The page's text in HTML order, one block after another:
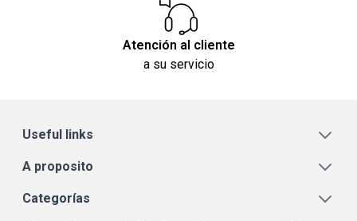
Atención al cliente
a su servicio
Useful links
A proposito
Categorías